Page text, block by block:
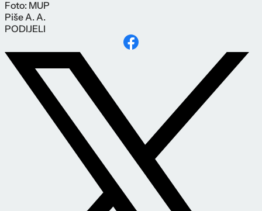
Foto: MUP
PišeA. A.
PODIJELI